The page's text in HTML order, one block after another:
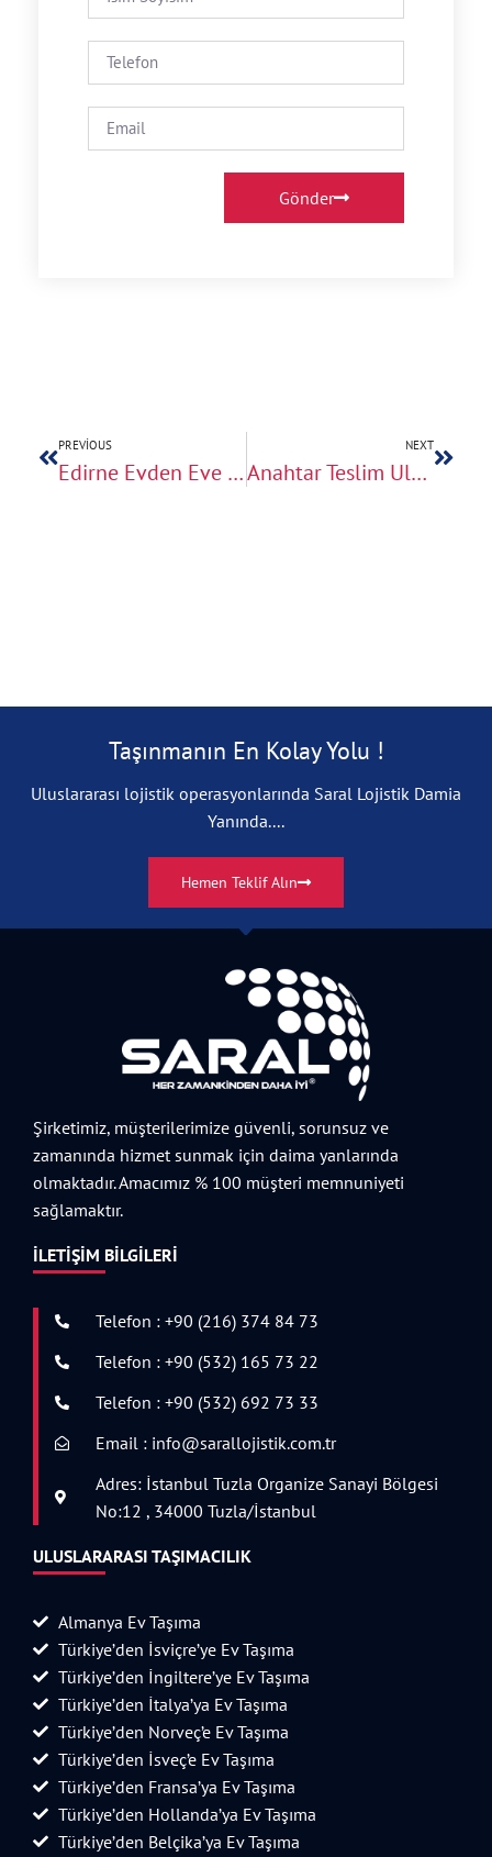
Gönder
PREVIOUS
Edirne Evden Eve Nakliyat Teklifi Alırken Sormanız Gereken Sorular
NEXT
Anahtar Teslim Uluslararası Taşınma Paketleri ve İçerikleri
Taşınmanın En Kolay Yolu !
Uluslararası lojistik operasyonlarında Saral Lojistik Damia
Yanında....
Hemen Teklif Alın
Şirketimiz, müşterilerimize güvenli, sorunsuz ve
zamanında hizmet sunmak için daima yanlarında
olmaktadır. Amacımız % 100 müşteri memnuniyeti
sağlamaktır.
İLETIŞIM BILGILERI
Telefon : +90 (216) 374 84 73
Telefon : +90 (532) 165 73 22
Telefon : +90 (532) 692 73 33
Email : info@sarallojistik.com.tr
Adres: İstanbul Tuzla Organize Sanayi Bölgesi
No:12 , 34000 Tuzla/İstanbul
ULUSLARARASI TAŞIMACILIK
Almanya Ev Taşıma
Türkiye’den İsviçre’ye Ev Taşıma
Türkiye’den İngiltere’ye Ev Taşıma
Türkiye’den İtalya’ya Ev Taşıma
Türkiye’den Norveç’e Ev Taşıma
Türkiye’den İsveç’e Ev Taşıma
Türkiye’den Fransa’ya Ev Taşıma
Türkiye’den Hollanda’ya Ev Taşıma
Türkiye’den Belçika’ya Ev Taşıma